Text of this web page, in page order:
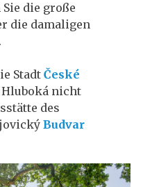
die große
die damaligen
Stadt České
Hluboká nicht
des
Budvar